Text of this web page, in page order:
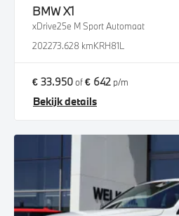
BMWX1
xDrive25e M Sport Automaat
202273.628 kmKRH81L
€ 33.950of€ 642 p/m
Bekijk details